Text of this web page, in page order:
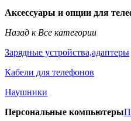
Аксессуары и опции для
Назад к Все категории
Зарядные устройства,адаптеры
Кабели для телефонов
Наушники
Персональные компьютеры